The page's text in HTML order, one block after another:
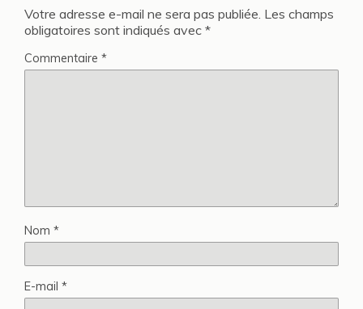
Votre adresse e-mail ne sera pas publiée. Les champs
obligatoires sont indiqués avec *
Commentaire *
Nom *
E-mail *